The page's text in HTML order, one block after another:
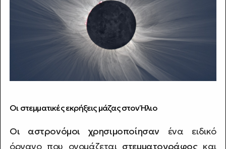
Οι στεμματικές εκρήξεις μάζας στον Ήλιο
Οι αστρονόμοι χρησιμοποίησαν ένα ειδικό
όργανο που ονομάζεται στεμματογράφοςκαι